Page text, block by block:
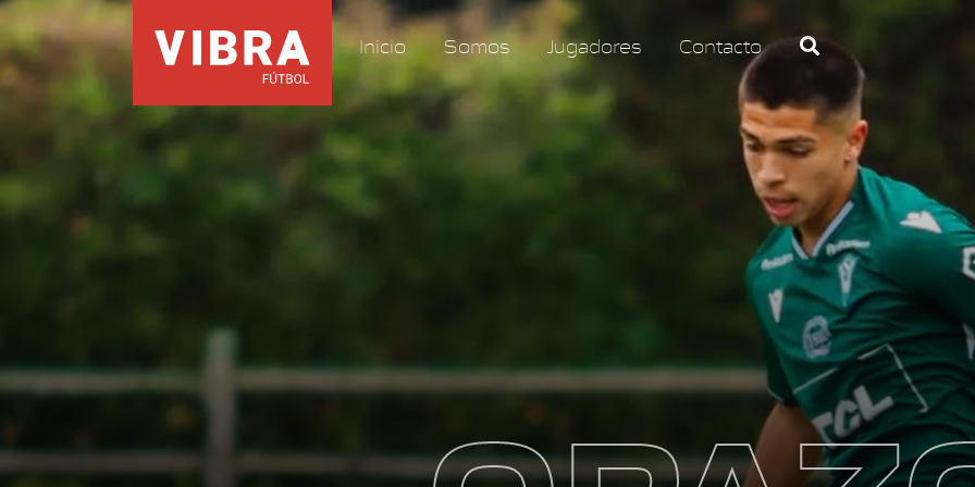
Inicio Somos Jugadores Contacto